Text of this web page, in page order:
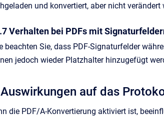
und konvertiert, aber nicht verändert
Verhalten bei PDFs mit
beachten Sie, dass PDF-Signaturfelder
jedoch wieder Platzhalter hinzugefügt
auf das
die PDF/A-Konvertierung aktiviert ist,